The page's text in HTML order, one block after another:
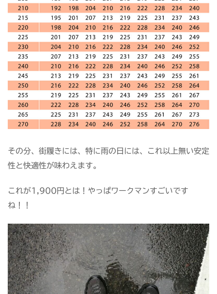
その分、街履きには、特に雨の日には、これ以上無い安定
性と快適性が味わえます。
これが1,900円とは！やっぱワークマンすごいです
ね！！